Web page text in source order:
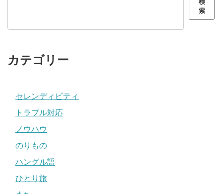
検
索
カテゴリー
セレンディピティ
トラブル対応
ノウハウ
のりもの
ハングル語
ひとり旅